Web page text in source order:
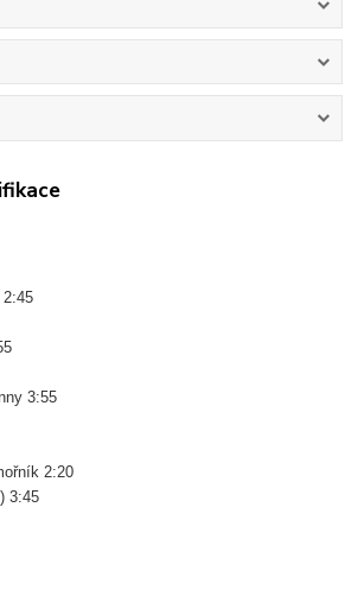
2:45
3:55
2:20
3:45